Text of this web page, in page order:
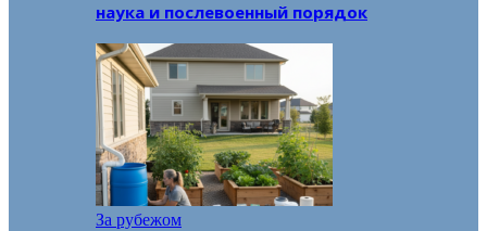
наука и послевоенный порядок
За рубежом